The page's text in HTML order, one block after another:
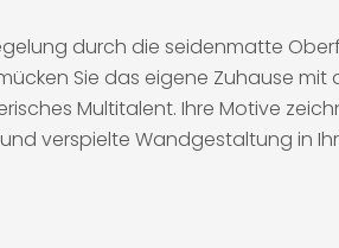
durch die seidenmatte
Sie das eigene Zuhause mit
Multitalent. Ihre Motive
verspielte Wandgestaltung in